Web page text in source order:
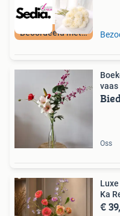
Beoordeeld met 9+
vaas
Oss
Ka
€